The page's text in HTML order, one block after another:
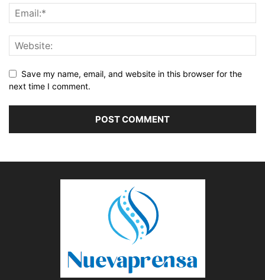
Save my name, email, and website in this browser for the
next time I comment.